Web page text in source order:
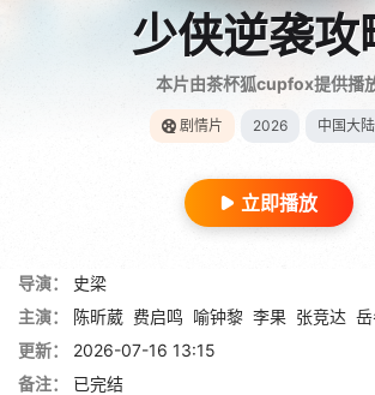
少侠逆袭攻
本片由茶杯狐cupfox提供播
剧情片 2026 中国大陆
立即播放
导演：
史梁
主演：
陈昕葳 费启鸣 喻钟黎 李果 张竞达
更新：
2026-07-16 13:15
备注：
已完结